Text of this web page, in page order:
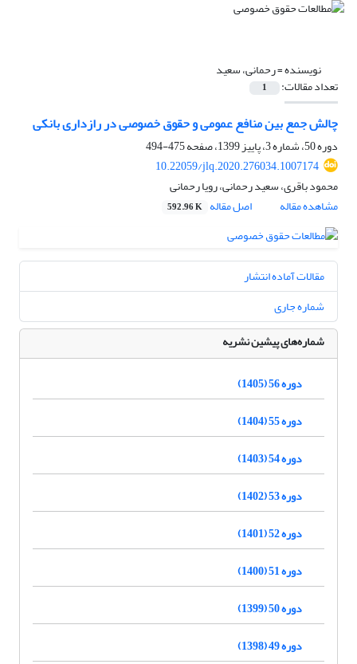
نویسنده =رحمانی، سعید
تعداد مقالات: 1
چالش جمع بین منافع عمومی و حقوق خصوصی در رازداری بانکی
دوره 50، شماره 3، پاییز 1399، صفحه
475-494
10.22059/jlq.2020.276034.1007174
محمود باقری، سعید رحمانی، رویا رحمانی
مشاهده مقاله
اصل مقاله 592.96 K
مقالات آماده انتشار
شماره جاری
شماره‌های پیشین نشریه
دوره 56 (1405)
دوره 55 (1404)
دوره 54 (1403)
دوره 53 (1402)
دوره 52 (1401)
دوره 51 (1400)
دوره 50 (1399)
دوره 49 (1398)